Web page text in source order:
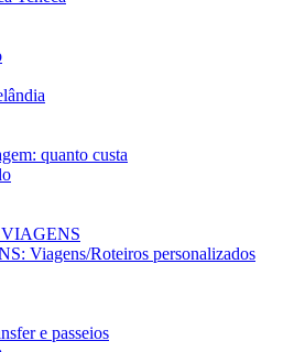
quanto custa
Viagens/Roteiros personalizados
e passeios